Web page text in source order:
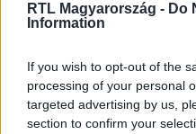
RTL Magyarország - Do
Information
If you wish to opt-out of the
processing of your personal
targeted advertising by us,
section to confirm your
Reggeli
2022. november 9. 10:33